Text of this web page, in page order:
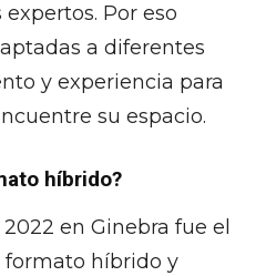
Por eso
a diferentes
y experiencia para
su espacio.
híbrido?
en Ginebra fue el
híbrido y